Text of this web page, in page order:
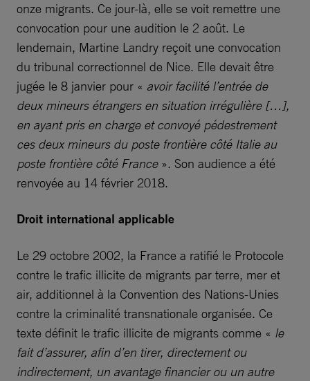
onze migrants. Ce jour-là, elle se voit remettre une
convocation pour une audition le 2 août. Le
lendemain, Martine Landry reçoit une convocation
du tribunal correctionnel de Nice. Elle devait être
jugée le 8 janvier pour « avoir facilité l’entrée de
deux mineurs étrangers en situation irrégulière […],
en ayant pris en charge et convoyé pédestrement
ces deux mineurs du poste frontière côté Italie au
poste frontière côté France». Son audience a été
renvoyée au 14 février 2018.
Droit international applicable
Le 29 octobre 2002, la France a ratifié le Protocole
contre le trafic illicite de migrants par terre, mer et
air, additionnel à la Convention des Nations-Unies
contre la criminalité transnationale organisée. Ce
texte définit le trafic illicite de migrants comme « le
fait d’assurer, afin d’en tirer, directement ou
indirectement, un avantage financier ou un autre